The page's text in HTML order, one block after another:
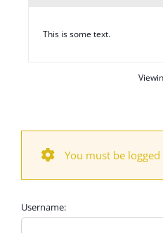
This is some text.
You must be
Username: